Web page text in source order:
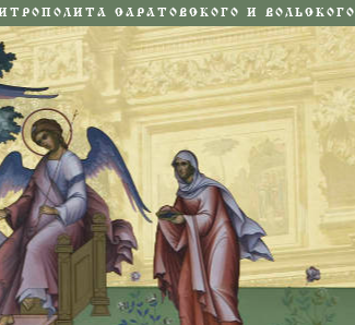
САРАТОВСКОГО И ВОЛЬСКОГО